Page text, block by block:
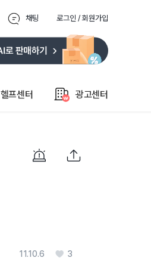
채팅 로그인 / 회원가입
헬프센터 광고센터
11.10.6 3